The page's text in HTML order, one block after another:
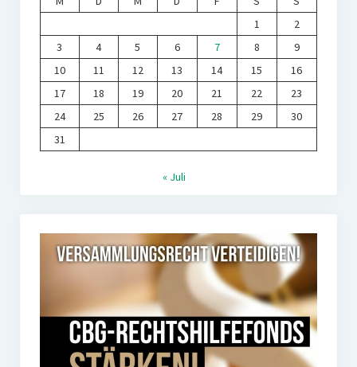
1
2
3
4 5 6 7 8
9
10
11 12 13 14 15
16
17
18 19 20 21 22
23
24
25 26 27 28 29
30
31
« Juli